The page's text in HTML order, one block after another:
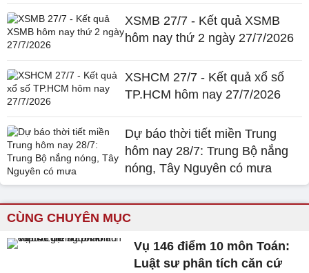
XSMB 27/7 - Kết quả XSMB
hôm nay thứ 2 ngày 27/7/2026
XSHCM 27/7 - Kết quả xổ số
TP.HCM hôm nay 27/7/2026
Dự báo thời tiết miền Trung
hôm nay 28/7: Trung Bộ nắng
nóng, Tây Nguyên có mưa
CÙNG CHUYÊN MỤC
Vụ 146 điểm 10 môn Toán:
Luật sư phân tích căn cứ